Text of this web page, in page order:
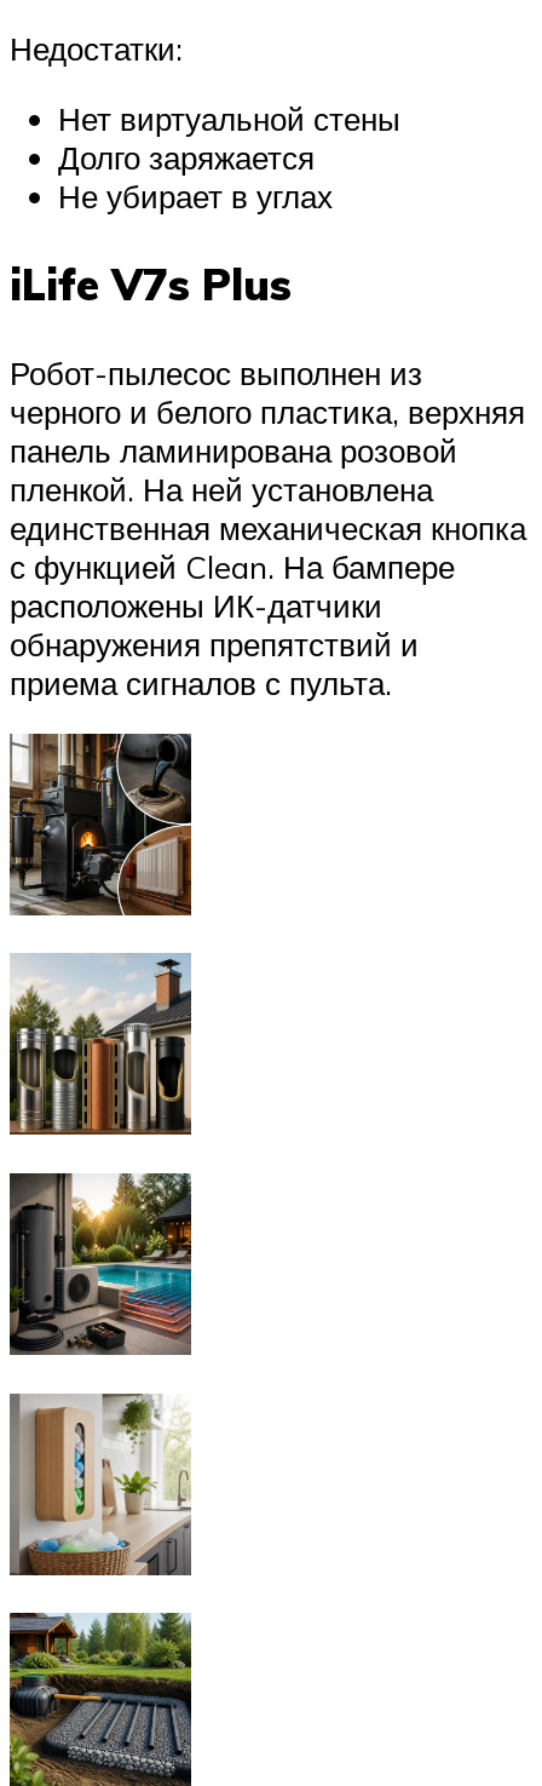
Недостатки:
Нет виртуальной стены
Долго заряжается
Не убирает в углах
iLife V7s Plus
Робот-пылесос выполнен из
черного и белого пластика, верхняя
панель ламинирована розовой
пленкой. На ней установлена
единственная механическая кнопка
с функцией Clean. На бампере
расположены ИК-датчики
обнаружения препятствий и
приема сигналов с пульта.